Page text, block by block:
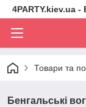
4PARTY.kiev.ua -
Товари та
Бенгальські